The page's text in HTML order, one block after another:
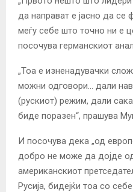
да направат е јасно да се
меѓу себе што точно ни е
посочува германскиот
„Тоа е изненадувачки
можни одговори… дали
(рускиот) режим, дали
биде поразен“, прашува
И посочува дека „од
добро не може да дојде
американскиот
Русија, бидејќи тоа со